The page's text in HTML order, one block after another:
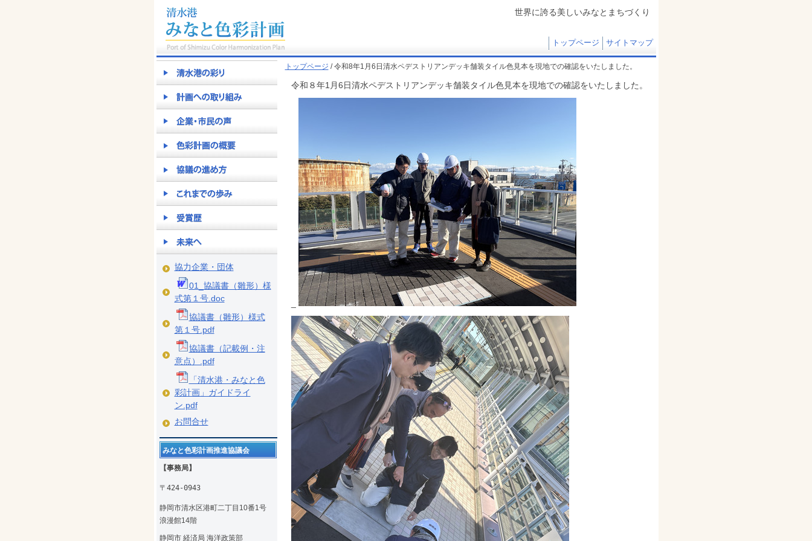
世界に誇る美しいみなとまちづくり
トップページ サイトマップ
協力企業・団体
01_協議書（雛形）様
式第１号.doc
協議書（雛形）様式
第１号.pdf
協議書（記載例・注
意点）.pdf
「清水港・みなと色
彩計画」ガイドライ
ン.pdf
お問合せ
みなと色彩計画推進協議会
【事務局】
〒424-0943
静岡市清水区港町二丁目10番1号
浪漫館14階
静岡市 経済局 海洋政策部
トップページ / 令和8年1月6日清水ペデストリアンデッキ舗装タイル色見本を現地での確認をいたしました。
令和８年1月6日清水ペデストリアンデッキ舗装タイル色見本を現地での確認をいたしました。